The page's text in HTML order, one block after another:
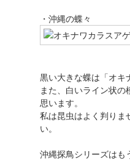
・沖縄の蝶々
黒い大きな蝶は「オキ
また、白いライン状の
思います。
私は昆虫はよく判りま
い。
沖縄探鳥シリーズはも